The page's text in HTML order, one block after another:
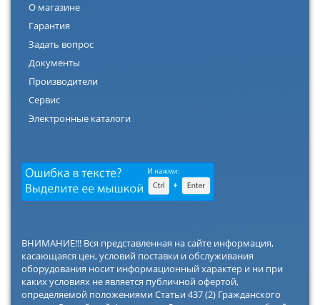
О магазине
Гарантия
Задать вопрос
Документы
Производители
Сервис
Электронные каталоги
ВНИМАНИЕ!!! Вся представленная на сайте информация,
касающаяся цен, условий поставки и обслуживания
оборудования носит информационный характер и ни при
каких условиях не является публичной офертой,
определяемой положениями Статьи 437 (2) Гражданского